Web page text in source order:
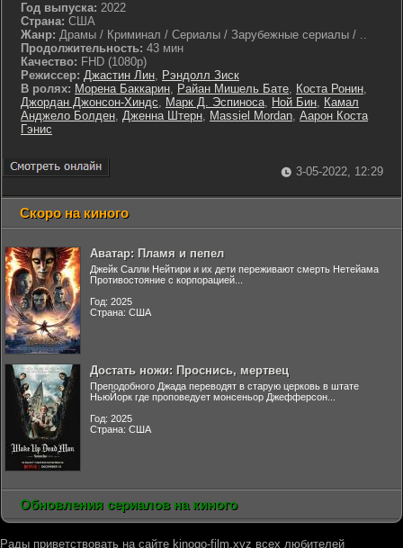
Год выпуска: 2022
Страна: США
Жанр: Драмы / Криминал / Сериалы / Зарубежные сериалы / ..
Продолжительность: 43 мин
Качество: FHD (1080p)
Режиссер: Джастин Лин, Рэндолл Зиск
В ролях: Морена Баккарин, Райан Мишель Бате, Коста Ронин,
Джордан Джонсон-Хиндс, Марк Д. Эспиноса, Ной Бин, Камал
Анджело Болден, Дженна Штерн, Massiel Mordan, Аарон Коста
Гэнис
3-05-2022, 12:29
Скоро на киного
Аватар: Пламя и пепел
Джейк Салли Нейтири и их дети переживают смерть Нетейама
Противостояние с корпорацией...
Год: 2025
Страна: США
Достать ножи: Проснись, мертвец
Преподобного Джада переводят в старую церковь в штате
НьюЙорк где проповедует монсеньор Джефферсон...
Год: 2025
Страна: США
Обновления сериалов на киного
Рады приветствовать на сайте kinogo-film.xyz всех любителей